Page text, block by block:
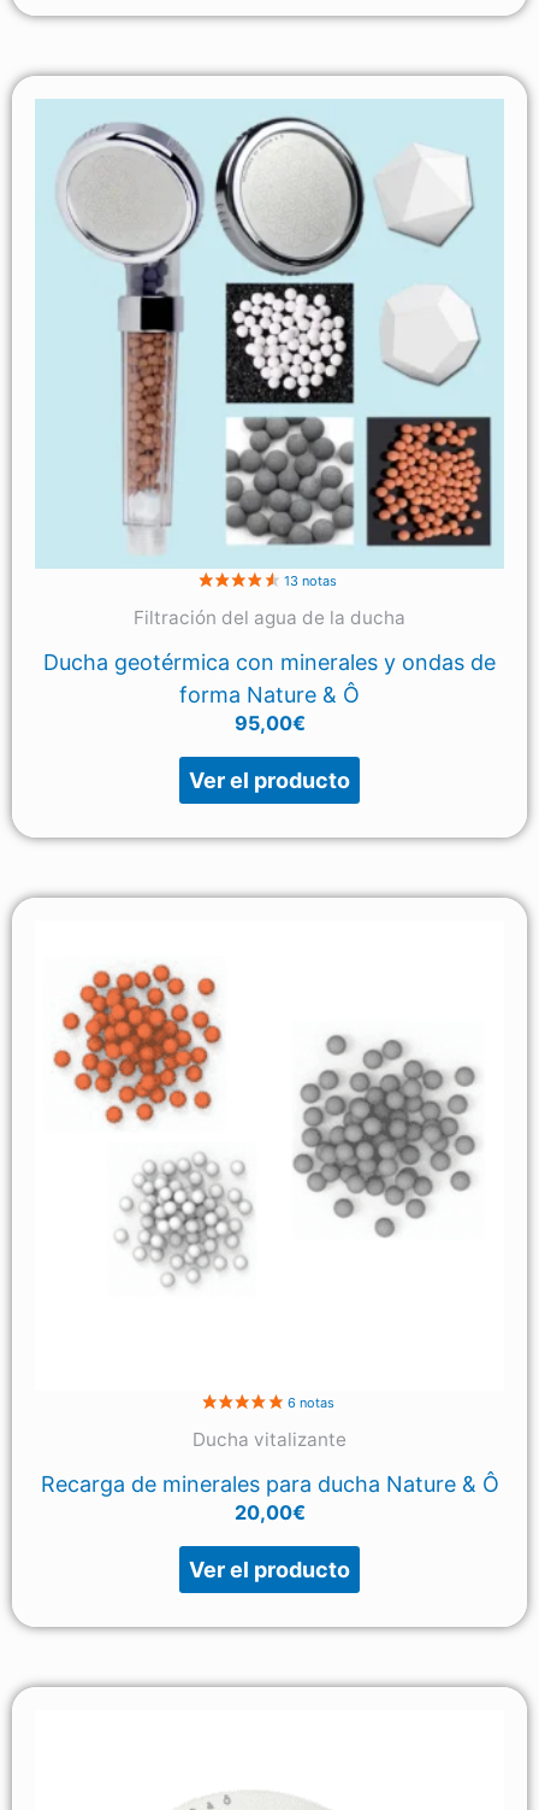
Filtración del agua de la ducha
Ducha geotérmica con minerales y ondas de
forma Nature & Ô
95,00€
Ver el producto
Ducha vitalizante
Recarga de minerales para ducha Nature & Ô
20,00€
Ver el producto